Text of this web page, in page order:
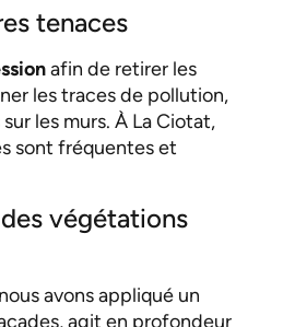
tenaces
afin de retirer les
les traces de pollution,
les murs. À La Ciotat,
sont fréquentes et
végétations
avons appliqué un
agit en profondeur